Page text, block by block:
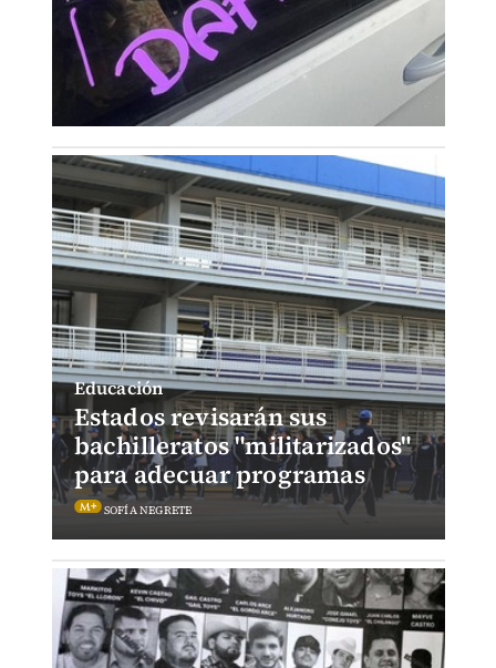
Estados revisarán sus
bachilleratos "militarizados"
para adecuar programas
Educación
SOFÍA NEGRETE